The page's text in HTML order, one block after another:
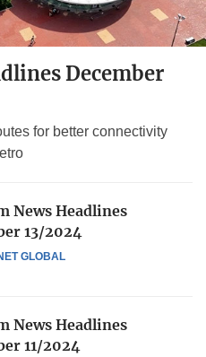
December
for better connectivity
GLOBAL
News Headlines
13/2024
News Headlines
11/2024